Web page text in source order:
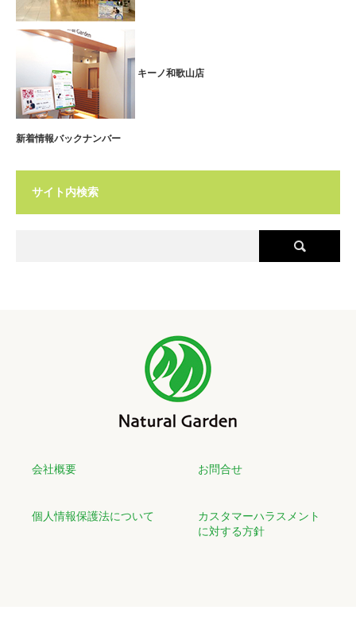
キーノ和歌山店
新着情報バックナンバー
サイト内検索
会社概要 お問合せ
個人情報保護法について
カスタマーハラスメント
に対する方針